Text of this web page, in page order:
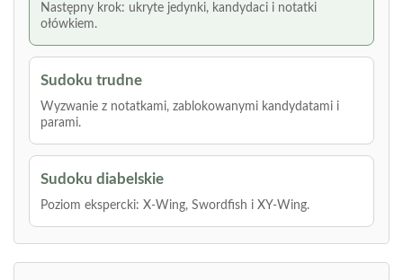
Następny krok: ukryte jedynki, kandydaci i notatki
ołówkiem.
Sudoku trudne
Wyzwanie z notatkami, zablokowanymi kandydatami i
parami.
Sudoku diabelskie
Poziom ekspercki: X-Wing, Swordfish i XY-Wing.